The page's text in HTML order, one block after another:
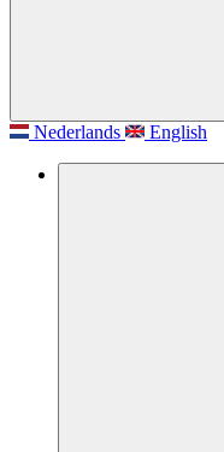
Nederlands English